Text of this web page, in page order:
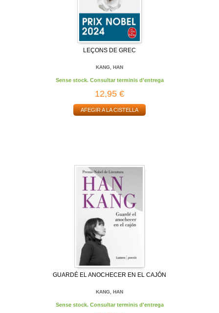
LEÇONS DE GREC
KANG, HAN
Sense stock. Consultar terminis d'entrega
12,95 €
AFEGIR A LA CISTELLA
GUARDÉ EL ANOCHECER EN EL CAJÓN
KANG, HAN
Sense stock. Consultar terminis d'entrega